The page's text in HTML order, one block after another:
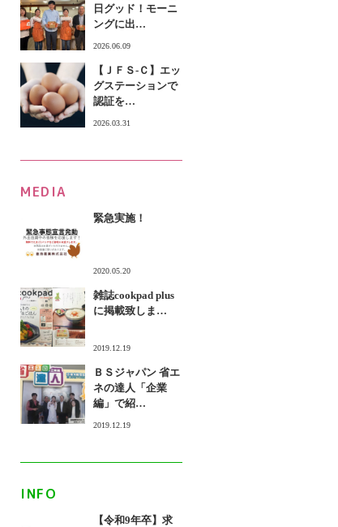
日グッド！モーニ
ングに出…
2026.06.09
【ＪＦＳ‐Ｃ】エッ
グステーションで
認証を…
2026.03.31
MEDIA
緊急実施！
2020.05.20
雑誌cookpad plus
に掲載致しま…
2019.12.19
ＢＳジャパン 省エ
ネの達人「企業
編」で紹…
2019.12.19
INFO
【令和9年卒】求